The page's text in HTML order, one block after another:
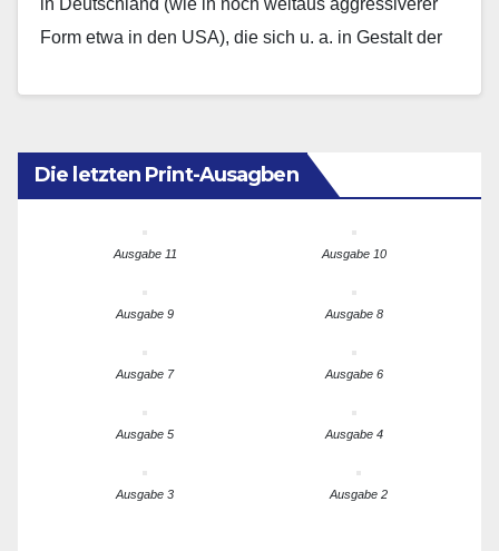
in Deutschland (wie in noch weitaus aggressiverer
Form etwa in den USA), die sich u. a. in Gestalt der
Die letzten Print-Ausagben
Ausgabe 11 Ausgabe 10
Ausgabe 9 Ausgabe 8
Ausgabe 7 Ausgabe 6
Ausgabe 5 Ausgabe 4
Ausgabe 3 Ausgabe 2